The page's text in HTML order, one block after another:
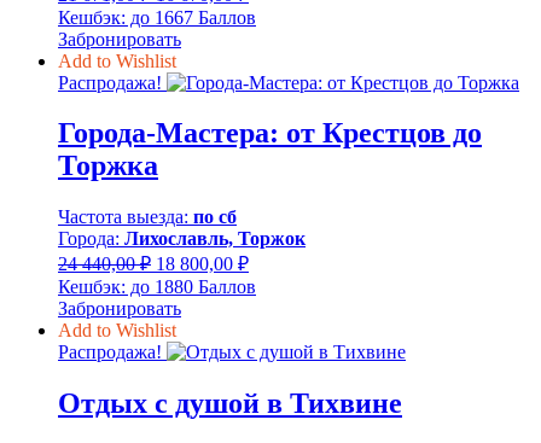
цена
составляла
21
671,00 ₽.
цена:
16
Кешбэк: до 1667 Баллов
Забронировать
Add to Wishlist
Распродажа!
Города-Мастера: от Крестцов до
Торжка
Частота выезда: по сб
Города: Лихославль, Торжок
24 440,00₽ Первоначальная
цена
составляла
24
440,00 ₽.
18 800,00 ₽Текущая
цена:
18
Кешбэк: до 1880 Баллов
Забронировать
Add to Wishlist
Распродажа!
Отдых с душой в Тихвине